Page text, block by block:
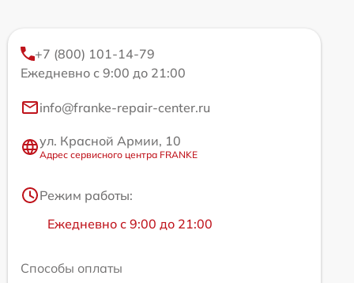
+7 (800) 101-14-79
Ежедневно с 9:00 до 21:00
info@franke-repair-center.ru
ул. Красной Армии, 10
Адрес сервисного центра FRANKE
Режим работы:
Ежедневно с 9:00 до 21:00
Способы оплаты